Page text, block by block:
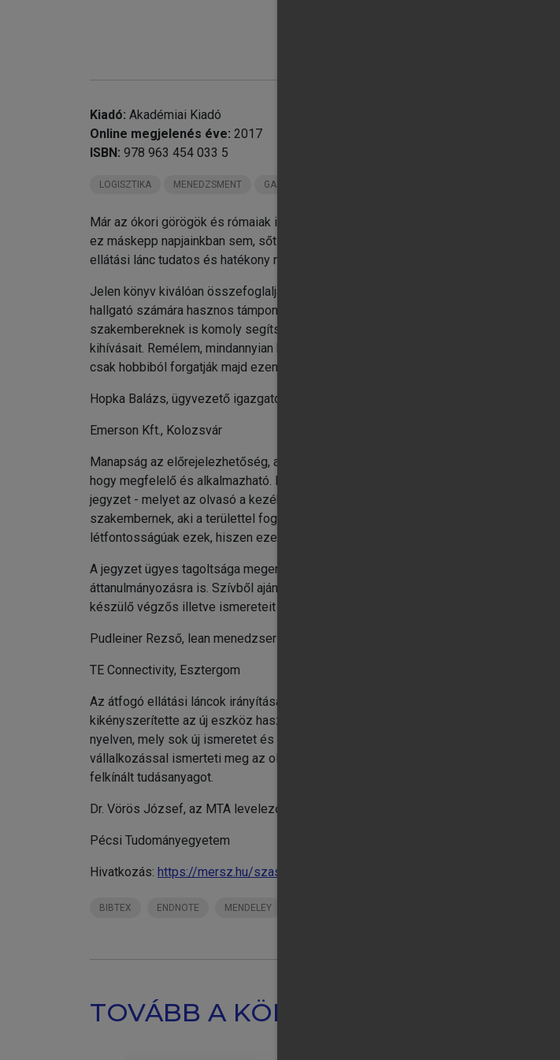
Kiadó: Akadémiai Kiadó
Online megjelenés éve: 2017
ISBN: 978 963 454 033 5
LOGISZTIKA MENEDZSMENT GAZDASÁG
Már az ókori görögök és rómaiak is tudták, milyen stratégiai fontossággal
ez máskepp napjainkban sem, sőt! Világunk versenyszemléletű, folyamatosan és
ellátási lánc tudatos és hatékony menedzsmentjén, avagy épp annak hiányán.
Jelen könyv kiválóan összefoglalja az ellátásilánc-menedzsment legfontosabb
hallgató számára hasznos támpontot jelentenek, akik ezen a területen képzelik el
szakembereknek is komoly segítséget nyújthat: a változatos vállalati példák és
kihívásait. Remélem, mindannyian hasznosnak találják majd e kiadványt, akár
csak hobbiból forgatják majd ezen lapokat!
Hopka Balázs, ügyvezető igazgató
Emerson Kft., Kolozsvár
Manapság az előrejelezhetőség, a flexibilitás és a gyors reakcióidő azok a
hogy megfelelő és alkalmazható. Ez a többtényezős kihívás teljesen igaz az
jegyzet - melyet az olvasó a kezében tart - sikeresen vette ezt az akadályt és
szakembernek, aki a területtel foglalkozik. A gyakorlati példák, esettanulmányok
létfontosságúak ezek, hiszen ezek által érti meg igazán a mechanizmusokat.
A jegyzet ügyes tagoltsága megengedi, hogy esetleg csak a bennünket érdeklő
áttanulmányozásra is. Szívből ajánlom minden kedves olvasónak, legyen még csak
készülő végzős illetve ismereteit „modernizálni”, továbbfejleszteni vágyó szakember!
Pudleiner Rezső, lean menedzser
TE Connectivity, Esztergom
Az átfogó ellátási láncok irányításának képessége az értékteremtés fontos
kikényszerítette az új eszköz használatba vételét, a globalizáció pedig
nyelven, mely sok új ismeretet és módszertant ad az olvasó kezébe. Az elméleti
vállalkozással ismerteti meg az olvasót. A fejezetek végén található, gondosan
felkínált tudásanyagot.
Dr. Vörös József, az MTA levelező tagja, egyetemi tanár
Pécsi Tudományegyetem
Hivatkozás: https://mersz.hu/szasz-demeter-ellatasilanc-menedzsment//
BIBTEX ENDNOTE MENDELEY
TOVÁBB A KÖNYVTÁRBA